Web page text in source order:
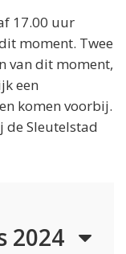
17.00 uur
moment. Twee
van dit moment,
een
komen voorbij.
de Sleutelstad
2024